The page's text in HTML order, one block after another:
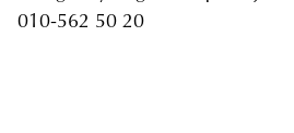
010-562 50 20